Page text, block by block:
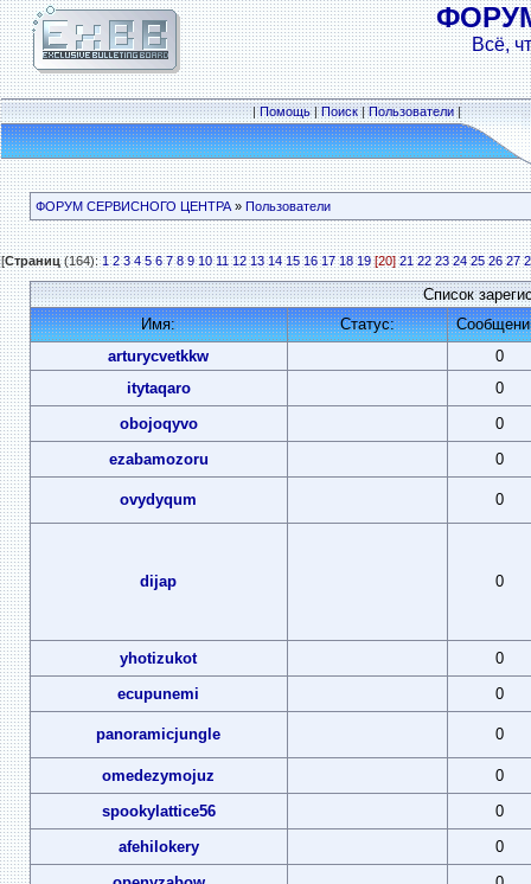
Всё,
|Помощь|Поиск|Пользователи|
ФОРУМ СЕРВИСНОГО ЦЕНТРА» Пользователи
[Страниц(164):1 2 3 4 5 6 7 8 9 10 11 12 13 14 15 16 17 18 19 [20] 21 22 23 24 25 26 27
Список
Имя:
Статус:
arturycvetkkw
0
itytaqaro
0
obojoqyvo
0
ezabamozoru
0
ovydyqum 0
dijap 0
yhotizukot
0
ecupunemi
0
panoramicjungle 0
omedezymojuz
0
spookylattice56
0
afehilokery
0